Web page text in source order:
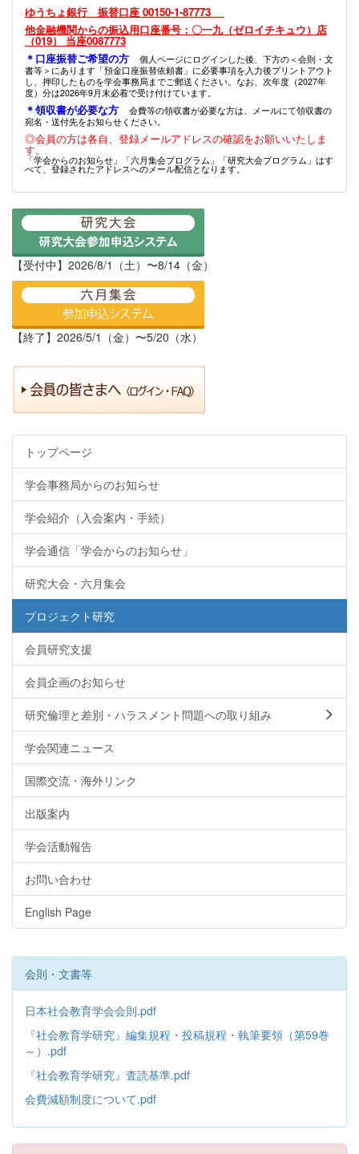
ゆうちょ銀行 振替口座 00150-1-87773
他金融機関からの振込用口座番号：〇一九（ゼロイチキュウ）店
（019） 当座0087773
＊口座振替ご希望の方
個人ページにログインした後、下方の＜会則・文
書等＞にあります「預金口座振替依頼書」に必要事項を入力後プリントアウト
し、押印したものを学会事務局までご郵送ください。なお、次年度（2027年
度）分は2026年9月末必着で受け付けています。
＊領収書が必要な方
会費等の領収書が必要な方は、メールにて領収書の
宛名・送付先をお知らせください。
◎会員の方は各自、登録メールアドレスの確認をお願いいたしま
す。
「学会からのお知らせ」「六月集会プログラム」「研究大会プログラム」はす
べて、登録されたアドレスへのメール配信となります。
【受付中】2026/8/1（土）〜8/14（金）
【終了】2026/5/1（金）〜5/20（水）
トップページ
学会事務局からのお知らせ
学会紹介（入会案内・手続）
学会通信「学会からのお知らせ」
研究大会・六月集会
プロジェクト研究
会員研究支援
会員企画のお知らせ
研究倫理と差別・ハラスメント問題への取り組み
学会関連ニュース
国際交流・海外リンク
出版案内
学会活動報告
お問い合わせ
English Page
会則・文書等
日本社会教育学会会則.pdf
『社会教育学研究』編集規程・投稿規程・執筆要領（第59巻
～）.pdf
『社会教育学研究』査読基準.pdf
会費減額制度について.pdf